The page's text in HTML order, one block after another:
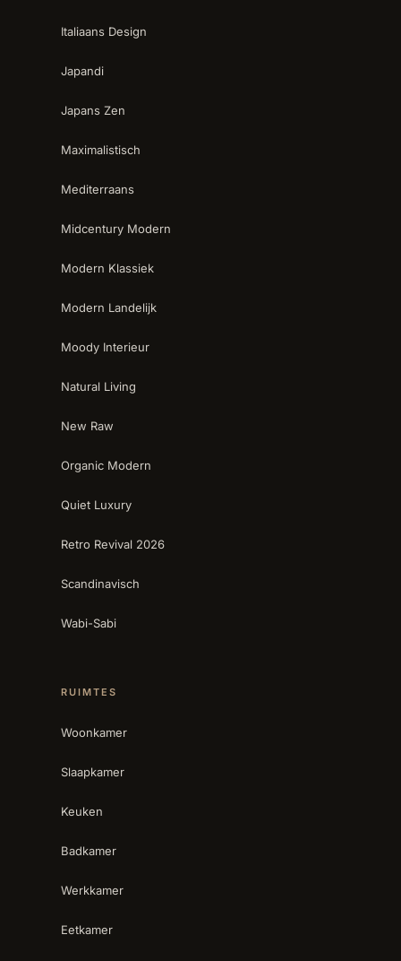
Italiaans Design
Japandi
Japans Zen
Maximalistisch
Mediterraans
Midcentury Modern
Modern Klassiek
Modern Landelijk
Moody Interieur
Natural Living
New Raw
Organic Modern
Quiet Luxury
Retro Revival 2026
Scandinavisch
Wabi-Sabi
RUIMTES
Woonkamer
Slaapkamer
Keuken
Badkamer
Werkkamer
Eetkamer